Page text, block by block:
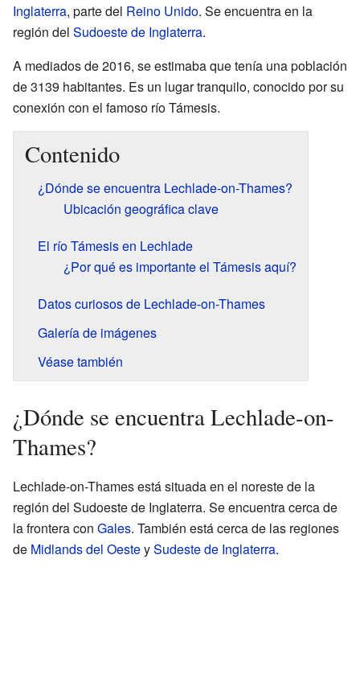
Inglaterra, parte del Reino Unido. Se encuentra en la
región del Sudoeste de Inglaterra.
A mediados de 2016, se estimaba que tenía una población
de 3139 habitantes. Es un lugar tranquilo, conocido por su
conexión con el famoso río Támesis.
Contenido
¿Dónde se encuentra Lechlade-on-Thames?
Ubicación geográfica clave
El río Támesis en Lechlade
¿Por qué es importante el Támesis aquí?
Datos curiosos de Lechlade-on-Thames
Galería de imágenes
Véase también
¿Dónde se encuentra Lechlade-on-
Thames?
Lechlade-on-Thames está situada en el noreste de la
región del Sudoeste de Inglaterra. Se encuentra cerca de
la frontera con Gales. También está cerca de las regiones
de Midlands del OesteySudeste de Inglaterra.